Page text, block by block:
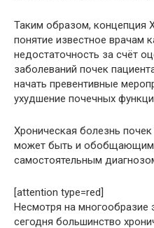
Таким образом, концепция
понятие известное врачам
недостаточность за счёт
заболеваний почек
начать превентивные
ухудшение почечных
Хроническая болезнь
может быть и обобщающим
самостоятельным
[attention type=red]
Несмотря на многообразие
сегодня большинство